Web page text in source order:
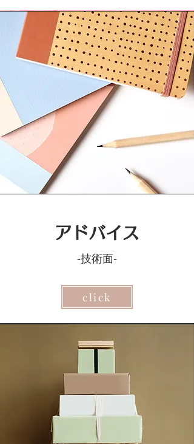
アドバイス
-技術面-
click